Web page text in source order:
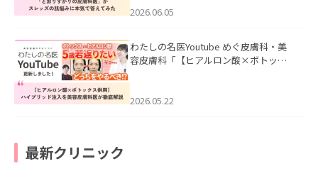
2026.06.05
わたしの名医Youtube めぐ皮膚科・美
容皮膚科「【ヒアルロン酸×ボトック
た。
2026.05.22
最新クリニック